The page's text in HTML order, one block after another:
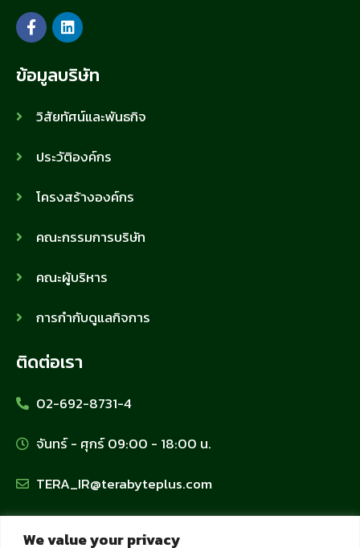
We value your privacy
ข้อมูลบริษัท
วิสัยทัศน์และพันธกิจ
ประวัติองค์กร
โครงสร้างองค์กร
คณะกรรมการบริษัท
คณะผู้บริหาร
การกำกับดูแลกิจการ
ติดต่อเรา
02-692-8731-4
จันทร์ - ศุกร์ 09:00 - 18:00 น.
TERA_IR@terabyteplus.com
นโยบายข้อมูลส่วนบุคคล